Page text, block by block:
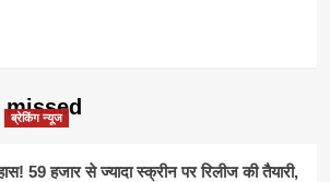
missed
ब्रेकिंग न्यूज
59 हजार से ज्यादा स्क्रीन पर रिलीज की तैयारी,